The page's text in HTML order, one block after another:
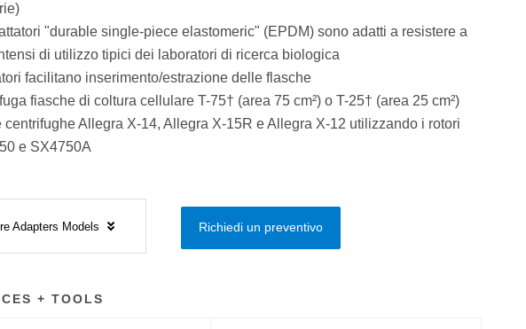
"durable single-piece elastomeric" (EPDM) sono adatti a resistere a
di utilizzo tipici dei laboratori di ricerca biologica
facilitano inserimento/estrazione delle flasche
fiasche di coltura cellulare T-75† (area 75 cm²) o T-25† (area 25 cm²)
centrifughe Allegra X-14, Allegra X-15R e Allegra X-12 utilizzando i rotori
e SX4750A
Adapters Models Richiedi un preventivo
+ TOOLS